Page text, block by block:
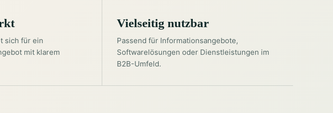
sich für ein
mit klarem
Vielseitig nutzbar
Passend für Informationsangebote,
Softwarelösungen oder Dienstleistungen im
B2B-Umfeld.